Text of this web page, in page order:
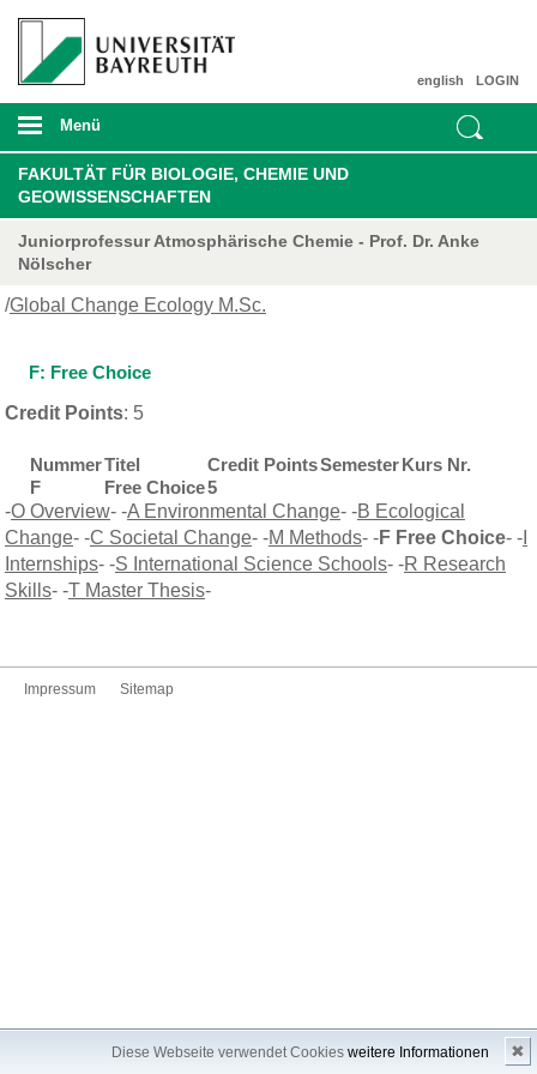
Diese Webseite verwendet Cookies weitere Informationen ✖
LOGIN
english
Menü
FAKULTÄT FÜR BIOLOGIE, CHEMIE UND
GEOWISSENSCHAFTEN
Juniorprofessur Atmosphärische Chemie - Prof. Dr. Anke
Nölscher
/Global Change Ecology M.Sc.
F: Free Choice
Credit Points: 5
NummerTitel Credit PointsSemesterKurs Nr.
F
Free Choice5
-O Overview- -A Environmental Change- -B Ecological
Change- -C Societal Change- -M Methods- -F Free Choice- -
Internships- -S International Science Schools- -R Research
Skills- -T Master Thesis-
Impressum Sitemap